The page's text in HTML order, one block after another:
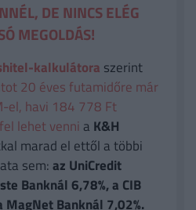
DE NINCS ELÉG
MEGOLDÁS!
kalkulátora szerint
20 éves futamidőre már
el, havi 184 778 Ft
lehet venni a K&H
marad el ettől a többi
sem:az UniCredit
Banknál 6,78%, a CIB
MagNet Banknál 7,02%.